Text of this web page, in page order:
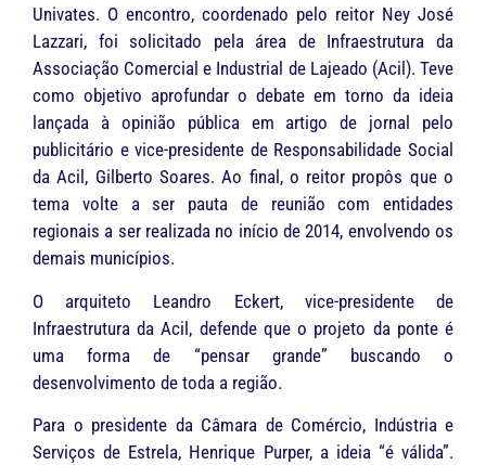
Univates. O encontro, coordenado pelo reitor Ney José
Lazzari, foi solicitado pela área de Infraestrutura da
Associação Comercial e Industrial de Lajeado (Acil). Teve
como objetivo aprofundar o debate em torno da ideia
lançada à opinião pública em artigo de jornal pelo
publicitário e vice-presidente de Responsabilidade Social
da Acil, Gilberto Soares. Ao final, o reitor propôs que o
tema volte a ser pauta de reunião com entidades
regionais a ser realizada no início de 2014, envolvendo os
demais municípios.
O arquiteto Leandro Eckert, vice-presidente de
Infraestrutura da Acil, defende que o projeto da ponte é
uma forma de “pensar grande” buscando o
desenvolvimento de toda a região.
Para o presidente da Câmara de Comércio, Indústria e
Serviços de Estrela, Henrique Purper, a ideia “é válida”.